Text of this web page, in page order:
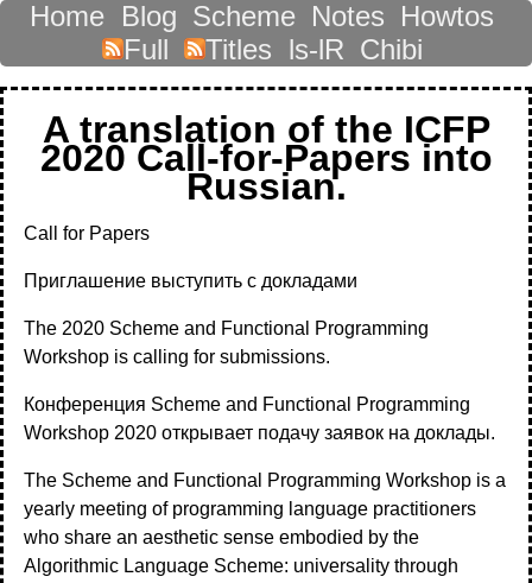
Home Blog Scheme Notes Howtos
Full
Titles ls-lR Chibi
A translation of the ICFP
2020 Call-for-Papers into
Russian.
Call for Papers
Приглашение выступить с докладами
The 2020 Scheme and Functional Programming
Workshop is calling for submissions.
Конференция Scheme and Functional Programming
Workshop 2020 открывает подачу заявок на доклады.
The Scheme and Functional Programming Workshop is a
yearly meeting of programming language practitioners
who share an aesthetic sense embodied by the
Algorithmic Language Scheme: universality through